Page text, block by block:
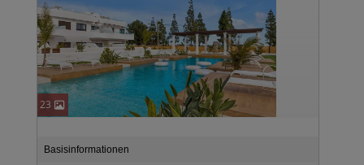
23
Basisinformationen